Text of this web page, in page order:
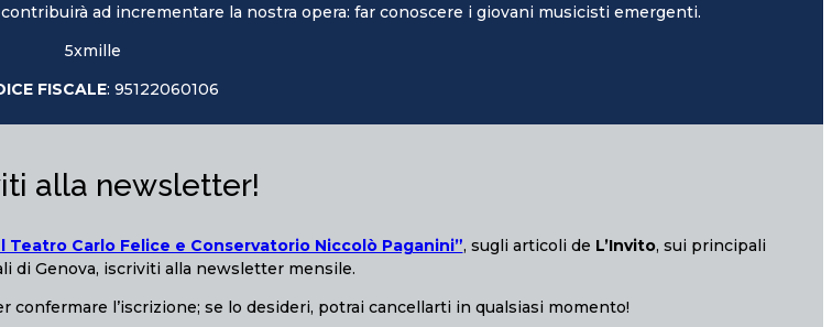
contribuirà ad incrementare la nostra opera: far conoscere i giovani musicisti emergenti.
5xmille
FISCALE: 95122060106
alla newsletter!
Teatro Carlo Felice e Conservatorio Niccolò Paganini”, sugli articoli de L’Invito, sui principali
di Genova, iscriviti alla newsletter mensile.
l’iscrizione; se lo desideri, potrai cancellarti in qualsiasi momento!